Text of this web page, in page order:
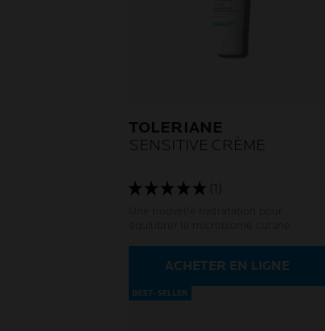
TOLERIANE
SENSITIVE CRÈME
(1)
ACHETER EN LIGNE
BEST-SELLER